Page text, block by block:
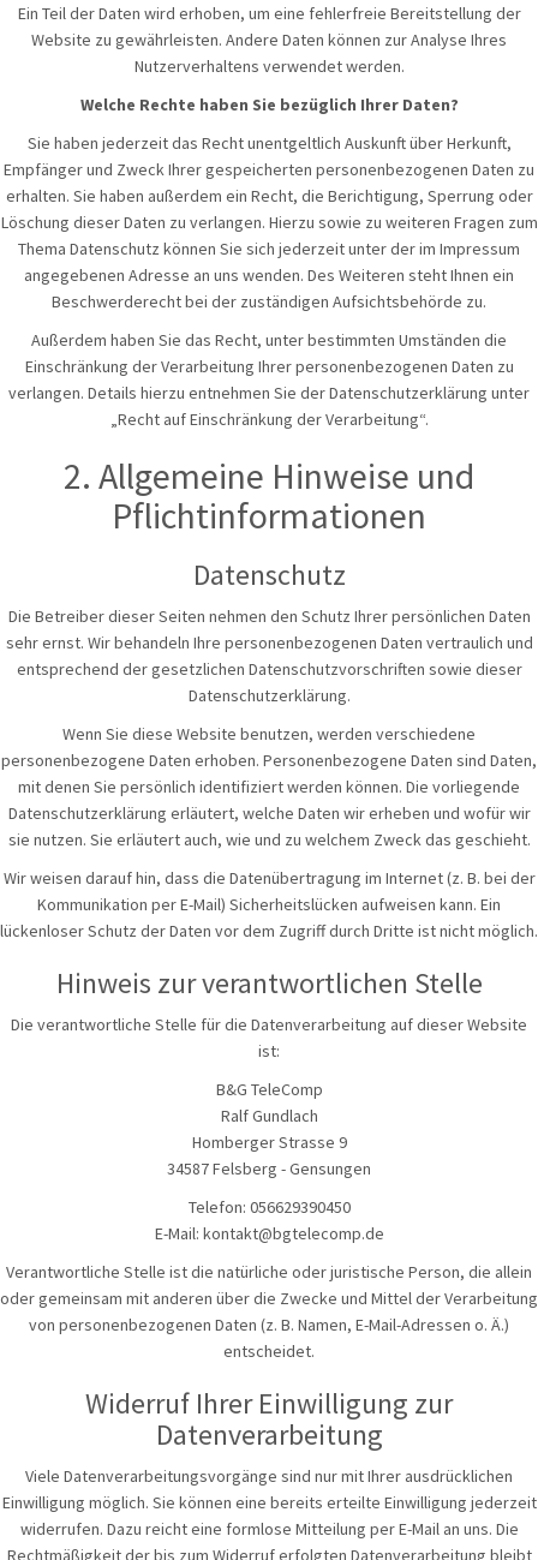
Ein Teil der Daten wird erhoben, um eine fehlerfreie Bereitstellung der
Website zu gewährleisten. Andere Daten können zur Analyse Ihres
Nutzerverhaltens verwendet werden.
Welche Rechte haben Sie bezüglich Ihrer Daten?
Sie haben jederzeit das Recht unentgeltlich Auskunft über Herkunft,
Empfänger und Zweck Ihrer gespeicherten personenbezogenen Daten zu
erhalten. Sie haben außerdem ein Recht, die Berichtigung, Sperrung oder
Löschung dieser Daten zu verlangen. Hierzu sowie zu weiteren Fragen zum
Thema Datenschutz können Sie sich jederzeit unter der im Impressum
angegebenen Adresse an uns wenden. Des Weiteren steht Ihnen ein
Beschwerderecht bei der zuständigen Aufsichtsbehörde zu.
Außerdem haben Sie das Recht, unter bestimmten Umständen die
Einschränkung der Verarbeitung Ihrer personenbezogenen Daten zu
verlangen. Details hierzu entnehmen Sie der Datenschutzerklärung unter
„Recht auf Einschränkung der Verarbeitung“.
2. Allgemeine Hinweise und
Pflichtinformationen
Datenschutz
Die Betreiber dieser Seiten nehmen den Schutz Ihrer persönlichen Daten
sehr ernst. Wir behandeln Ihre personenbezogenen Daten vertraulich und
entsprechend der gesetzlichen Datenschutzvorschriften sowie dieser
Datenschutzerklärung.
Wenn Sie diese Website benutzen, werden verschiedene
personenbezogene Daten erhoben. Personenbezogene Daten sind Daten,
mit denen Sie persönlich identifiziert werden können. Die vorliegende
Datenschutzerklärung erläutert, welche Daten wir erheben und wofür wir
sie nutzen. Sie erläutert auch, wie und zu welchem Zweck das geschieht.
Wir weisen darauf hin, dass die Datenübertragung im Internet (z. B. bei der
Kommunikation per E-Mail) Sicherheitslücken aufweisen kann. Ein
lückenloser Schutz der Daten vor dem Zugriff durch Dritte ist nicht möglich.
Hinweis zur verantwortlichen Stelle
Die verantwortliche Stelle für die Datenverarbeitung auf dieser Website
ist:
B&G TeleComp
Ralf Gundlach
Homberger Strasse 9
34587 Felsberg - Gensungen
Telefon: 056629390450
E-Mail: kontakt@bgtelecomp.de
Verantwortliche Stelle ist die natürliche oder juristische Person, die allein
oder gemeinsam mit anderen über die Zwecke und Mittel der Verarbeitung
von personenbezogenen Daten (z. B. Namen, E-Mail-Adressen o. Ä.)
entscheidet.
Widerruf Ihrer Einwilligung zur
Datenverarbeitung
Viele Datenverarbeitungsvorgänge sind nur mit Ihrer ausdrücklichen
Einwilligung möglich. Sie können eine bereits erteilte Einwilligung jederzeit
widerrufen. Dazu reicht eine formlose Mitteilung per E-Mail an uns. Die
Rechtmäßigkeit der bis zum Widerruf erfolgten Datenverarbeitung bleibt